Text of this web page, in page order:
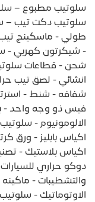
سلوتيب مطبوع –
سلوتيب دكت تيب –
طولي - ماسكينج
شحن - قطاعات
انشائي - لصق تيب
شفافه - شنط -
فيس ذو وجه واحد -
الالومونيوم -
اكياس بابليز - ورق
اكياس بلاستيك -
دوكو حراري للسيارات
والتشطيبات -
الاوتوماتيك -